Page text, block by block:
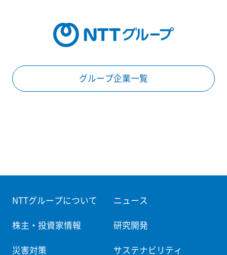
グループ企業一覧
NTTグループについて ニュース
株主・投資家情報 研究開発
災害対策 サステナビリティ